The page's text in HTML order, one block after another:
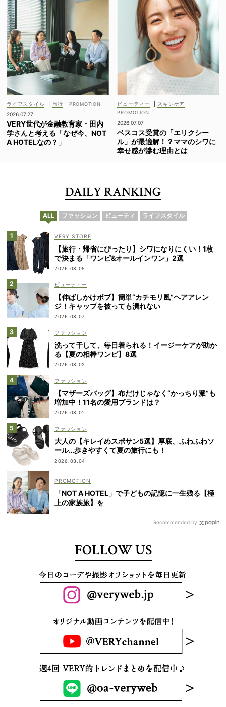
ライフスタイル
旅行
2026.07.27
VERY世代が金融教育家・田内
学さんと考える「なぜ今、NOT
A HOTELなの？」
ビューティー スキンケア
2026.07.07
ベスコス受賞の「エリクシー
ル」が最適解！？ママのシワに
幸せ感が滲む理由とは
DAILY RANKING
ALL ファッション ビューティ ライフスタイル
VERY STORE
【旅行・帰省にぴったり】シワになりにくい！1枚
で決まる「ワンピ&オールインワン」2選
2026.08.05
ビューティー
【伸ばしかけボブ】簡単“カチモリ風”ヘアアレン
ジ！キャップを被っても潰れない
2026.08.07
ファッション
洗って干して、毎日着られる！イージーケアが助か
る【夏の相棒ワンピ】8選
2026.08.02
ファッション
【マザーズバッグ】布だけじゃなく“かっちり派”も
増加中！11名の愛用ブランドは？
2026.08.01
ファッション
大人の【キレイめスポサン5選】厚底、ふわふわソ
ール…歩きやすくて夏の旅行にも！
2026.08.04
「NOT A HOTEL」で子どもの記憶に一生残る【極
上の家族旅】を
Recommended by
FOLLOW US